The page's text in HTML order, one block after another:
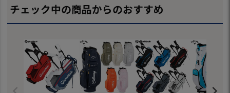
チェック中の商品からのおすすめ